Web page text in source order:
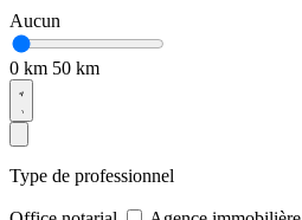
Aucun
0 km 50 km
Type de professionnel